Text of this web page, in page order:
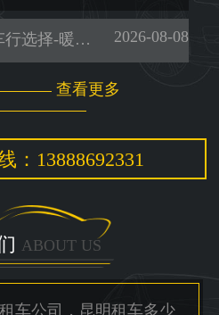
云南大巴车租赁租车行选择-暖旭-(2026已更新)好看视频) 2026-08-08
查看更多
：13888692331
ABOUT US
公司，昆明租车多少